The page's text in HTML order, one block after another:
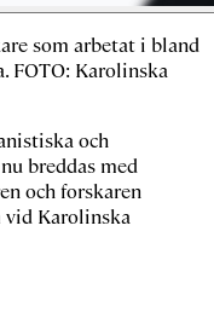
som arbetat i bland
FOTO: Karolinska
och
breddas med
och forskaren
vid Karolinska